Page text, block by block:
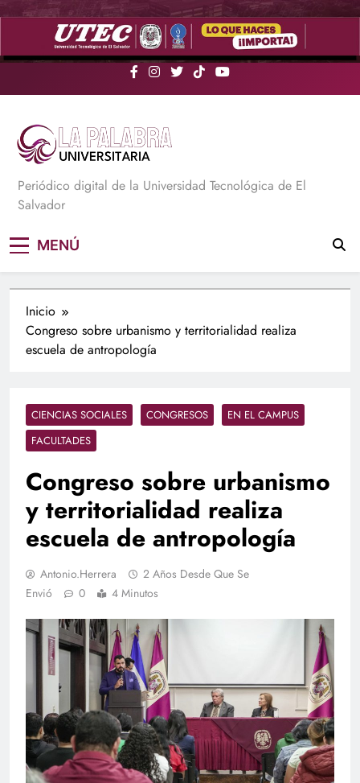
Saltar
La Palabra Universitaria
Periódico digital de la Universidad Tecnológica de El
Salvador
MENÚ
Inicio
Congreso sobre urbanismo y territorialidad realiza
escuela de antropología
CIENCIAS SOCIALES CONGRESOS
EN EL CAMPUS
FACULTADES
Congreso sobre urbanismo
y territorialidad realiza
escuela de antropología
Antonio.herrera
2 Años Desde Que Se
Envió
0 4 Minutos